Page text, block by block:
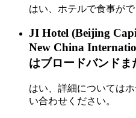
はい、ホテルで食事がで
JI Hotel (Beijing
New China
はブロードバンド
はい、詳細については
い合わせください。